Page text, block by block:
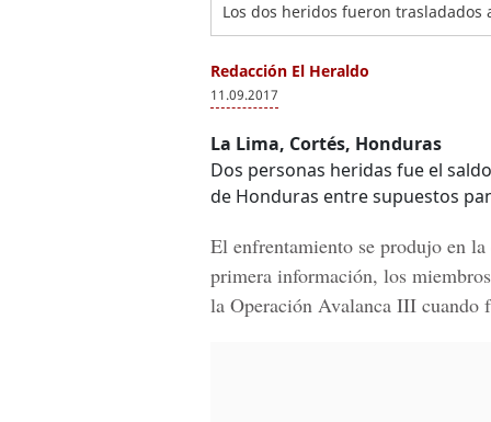
Los dos heridos fueron trasladados
Redacción El Heraldo
11.09.2017
La Lima, Cortés, Honduras
Dos personas heridas fue el
de Honduras entre supuestos
El enfrentamiento se produjo en
primera información, los
la Operación Avalanca III cuando